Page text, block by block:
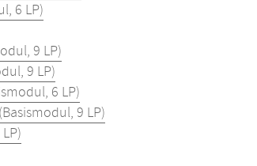
6 LP)
9 LP)
9 LP)
6 LP)
9 LP)